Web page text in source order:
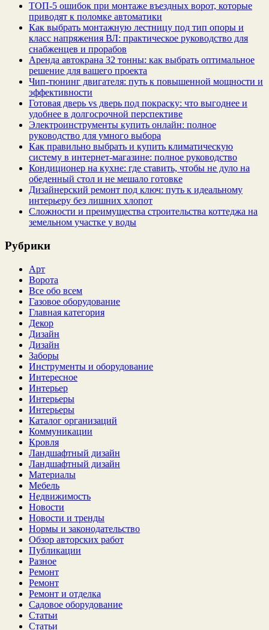
ТОП-5 ошибок при монтаже въездных ворот, которые
приводят к поломке автоматики
Как выбрать монтажную лестницу под тип опоры и
класс напряжения ВЛ: практическое руководство для
снабженцев и прорабов
Аренда автокрана 32 тонны: как выбрать оптимальное
решение для вашего проекта
Чип‑тюнинг двигателя: путь к повышенной мощности и
эффективности
Готовая дверь vs дверь под покраску: что выгоднее и
удобнее в долгосрочной перспективе
Электроинструменты купить онлайн: полное
руководство для умного выбора
Как правильно выбрать и купить климатическую
систему в интернет‑магазине: полное руководство
Кондиционер на кухне: где ставить, чтобы не дуло на
обеденный стол и не мешало готовке
Дизайнерский ремонт под ключ: путь к идеальному
интерьеру без лишних хлопот
Сложности и преимущества строительства коттеджа на
земельном участке у воды
Рубрики
Арт
Ворота
Все обо всем
Газовое оборудование
Главная категория
Декор
Дизайн
Дизайн
Заборы
Инструменты и оборудование
Интересное
Интерьер
Интерьеры
Интерьеры
Каталог организаций
Коммуникации
Кровля
Ландшафтный дизайн
Ландшафтный дизайн
Материалы
Мебель
Недвижимость
Новости
Новости и тренды
Нормы и законодательство
Обзор авторских работ
Публикации
Разное
Ремонт
Ремонт
Ремонт и отделка
Садовое оборудование
Статьи
Статьи